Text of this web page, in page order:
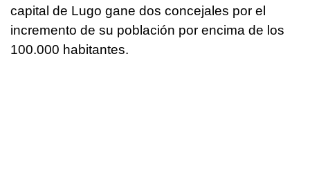
capital de Lugo gane dos concejales por el
incremento de su población por encima de los
100.000 habitantes.